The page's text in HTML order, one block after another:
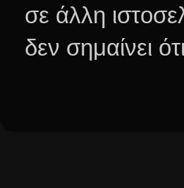
σε άλλη
δεν σημαίνει